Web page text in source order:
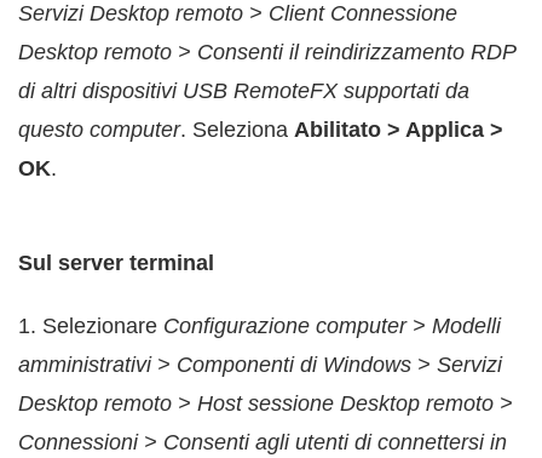
Servizi Desktop remoto > Client Connessione
Desktop remoto > Consenti il reindirizzamento RDP
di altri dispositivi USB RemoteFX supportati da
questo computer. Seleziona Abilitato > Applica >
OK.
Sul server terminal
1. Selezionare Configurazione computer > Modelli
amministrativi > Componenti di Windows > Servizi
Desktop remoto > Host sessione Desktop remoto >
Connessioni > Consenti agli utenti di connettersi in